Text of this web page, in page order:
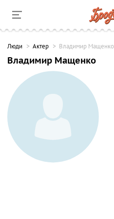
Люди Актер Владимир Мащенко
Владимир Мащенко